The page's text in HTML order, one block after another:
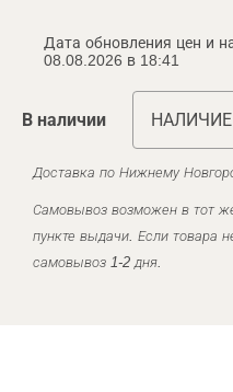
Дата обновления цен и
08.08.2026 в 18:41
В наличии
Доставка по Нижнему
Самовывоз возможен в тот
пункте выдачи. Если товара
самовывоз 1-2 дня.